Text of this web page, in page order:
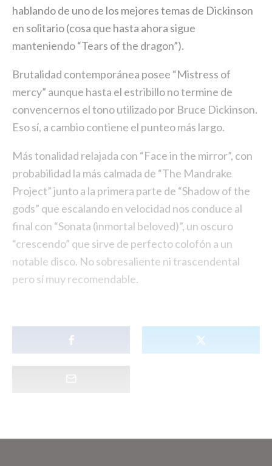
hablando de uno de los mejores temas de Dickinson
en solitario (cosa que hasta ahora sigue
manteniendo “Tears of the dragon”).
Brutalidad contemporánea posee “Mistress of
mercy” aunque hasta el estribillo no termine de
convencernos el tono utilizado por Bruce Dickinson.
Eso sí, a cambio contiene el punteo más largo.
Más tonalidad relajada con “Face in the mirror”, con
probabilidad la más calmada de “The Mandrake
Project” junto a la primera parte de “Shadow of the
gods” que escalando en velocidad nos conduce al
final con “Sonata (inmortal beloved)”, un oscuro
“crescendo” que sirve de perfecto colofón a un
notable disco. No sobresaliente ni trascendental
pero sí muy recomendable.